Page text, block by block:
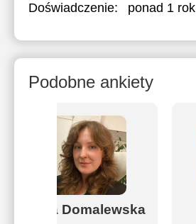
Doświadczenie:
ponad 1 rok
Podobne ankiety
Olga Domalewska